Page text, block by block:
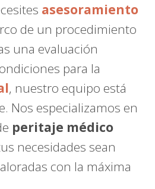
asesoramiento
de un procedimiento
una evaluación
para la
, nuestro equipo está
Nos especializamos en
peritaje médico
necesidades sean
con la máxima